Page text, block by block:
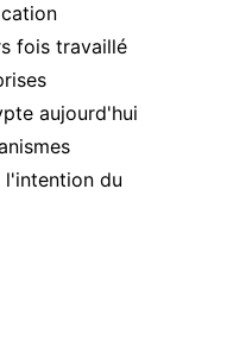
fois travaillé
aujourd'hui
l'intention du